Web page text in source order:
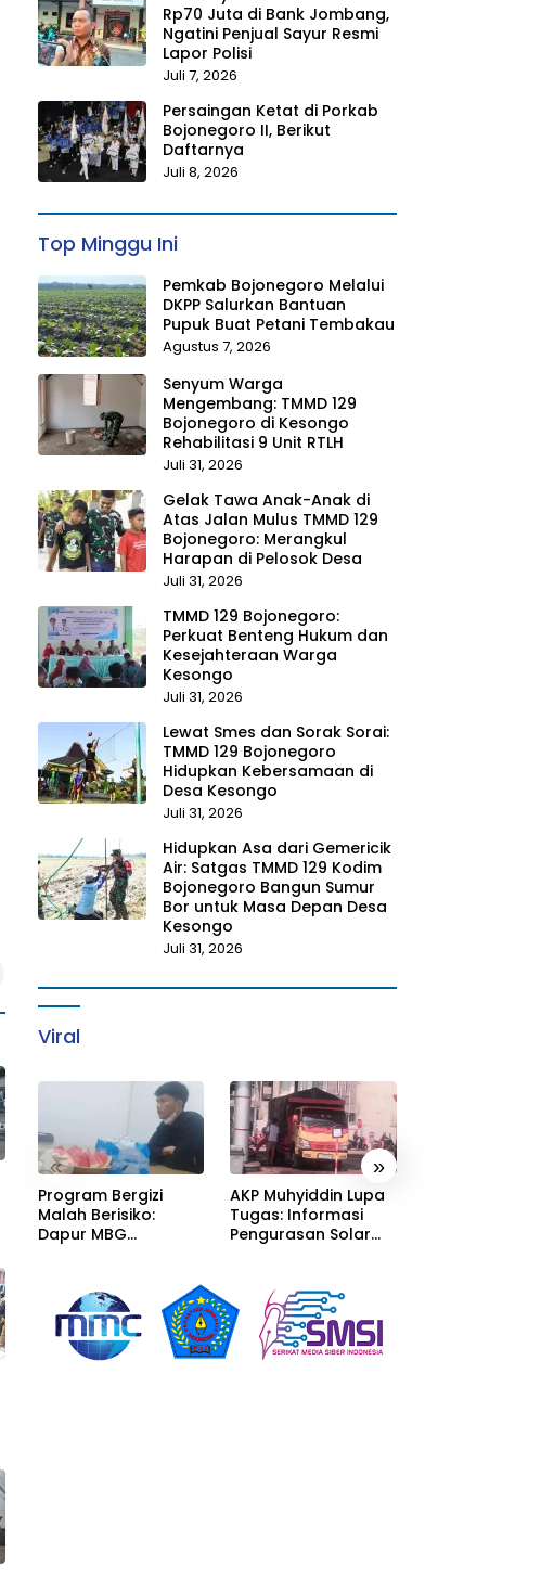
Rp70 Juta di Bank Jombang,
Ngatini Penjual Sayur Resmi
Lapor Polisi
Juli 7, 2026
Persaingan Ketat di Porkab
Bojonegoro II, Berikut
Daftarnya
Juli 8, 2026
Top Minggu Ini
Pemkab Bojonegoro Melalui
DKPP Salurkan Bantuan
Pupuk Buat Petani Tembakau
Agustus 7, 2026
Senyum Warga
Mengembang: TMMD 129
Bojonegoro di Kesongo
Rehabilitasi 9 Unit RTLH
Juli 31, 2026
Gelak Tawa Anak-Anak di
Atas Jalan Mulus TMMD 129
Bojonegoro: Merangkul
Harapan di Pelosok Desa
Juli 31, 2026
TMMD 129 Bojonegoro:
Perkuat Benteng Hukum dan
Kesejahteraan Warga
Kesongo
Juli 31, 2026
Lewat Smes dan Sorak Sorai:
TMMD 129 Bojonegoro
Hidupkan Kebersamaan di
Desa Kesongo
Juli 31, 2026
Hidupkan Asa dari Gemericik
Air: Satgas TMMD 129 Kodim
Bojonegoro Bangun Sumur
Bor untuk Masa Depan Desa
Kesongo
Juli 31, 2026
Viral
« »
Program Bergizi
Malah Berisiko:
Dapur MBG
Fasilitas Jauh dari
Standar
AKP Muhyiddin Lupa
Tugas: Informasi
Pengurasan Solar
Lain Carikan Bukti!